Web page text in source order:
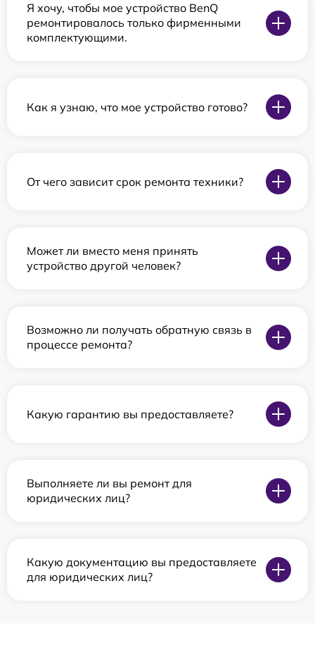
Я хочу, чтобы мое устройство BenQ
ремонтировалось только фирменными
комплектующими.
Как я узнаю, что мое устройство готово?
От чего зависит срок ремонта техники?
Может ли вместо меня принять
устройство другой человек?
Возможно ли получать обратную связь в
процессе ремонта?
Какую гарантию вы предоставляете?
Выполняете ли вы ремонт для
юридических лиц?
Какую документацию вы предоставляете
для юридических лиц?